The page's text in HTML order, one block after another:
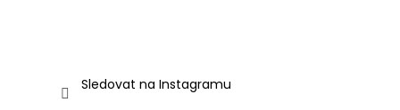
Sledovat na Instagramu